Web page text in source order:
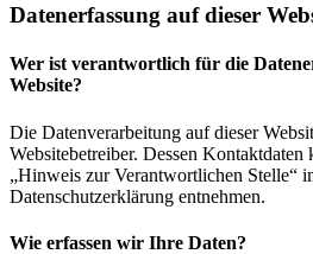
Datenerfassung auf dieser
Wer ist verantwortlich für die
Website?
Die Datenverarbeitung auf dieser
Websitebetreiber. Dessen
„Hinweis zur Verantwortlichen Stelle“
Datenschutzerklärung entnehmen.
Wie erfassen wir Ihre Daten?